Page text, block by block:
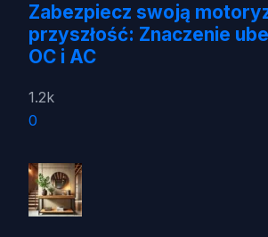
Zabezpiecz swoją
przyszłość: Znaczenie
OC i AC
1.2k
0